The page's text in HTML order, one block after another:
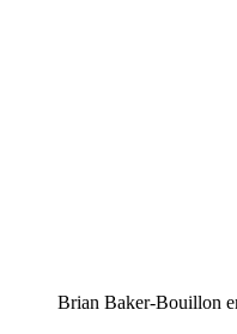
Brian Baker-Bouillon